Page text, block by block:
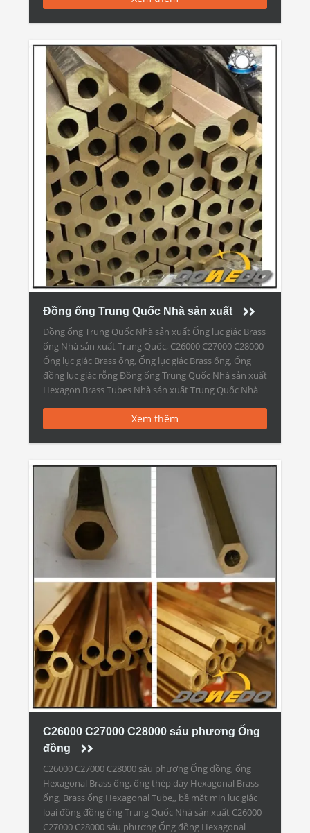
Đồng ống Trung Quốc Nhà sản xuất
Đồng ống Trung Quốc Nhà sản xuất Ống lục giác Brass
ống Nhà sản xuất Trung Quốc, C26000 C27000 C28000
Ống lục giác Brass ống, Ống lục giác Brass ống, Ống
đồng lục giác rỗng Đồng ống Trung Quốc Nhà sản xuất
Hexagon Brass Tubes Nhà sản xuất Trung Quốc Nhà
Xem thêm
C26000 C27000 C28000 sáu phương Ống
đồng
C26000 C27000 C28000 sáu phương Ống đồng, ống
Hexagonal Brass ống, ống thép dày Hexagonal Brass
ống, Brass ống Hexagonal Tube,, bề mặt mịn lục giác
loại đồng đồng ống Trung Quốc Nhà sản xuất C26000
C27000 C28000 sáu phương Ống đồng Hexagonal